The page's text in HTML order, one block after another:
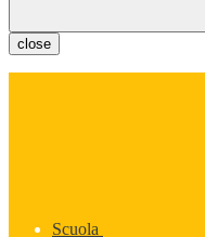
close
Scuola